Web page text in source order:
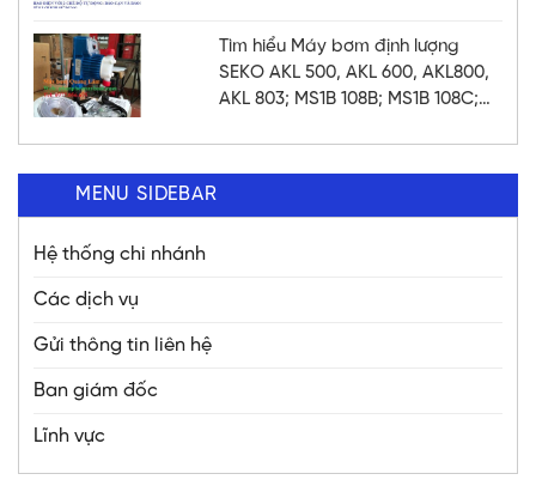
Tìm hiểu Máy bơm định lượng
SEKO AKL 500, AKL 600, AKL800,
AKL 803; MS1B 108B; MS1B 108C;
165C; MM2G140; MM2H157;
MM2H157 chất lượng
MENU SIDEBAR
Hệ thống chi nhánh
Các dịch vụ
Gửi thông tin liên hệ
Ban giám đốc
Lĩnh vực